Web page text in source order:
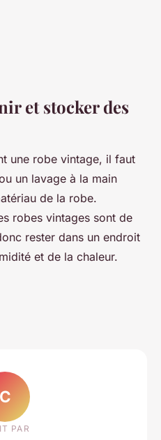
et stocker des
une robe vintage, il faut
un lavage à la main
de la robe.
robes vintages sont de
rester dans un endroit
et de la chaleur.
C
PAR